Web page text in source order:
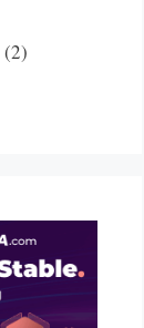
(2)